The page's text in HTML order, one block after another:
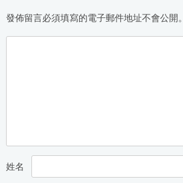
發佈留言必須填寫的電子郵件地址不會公開。
姓名